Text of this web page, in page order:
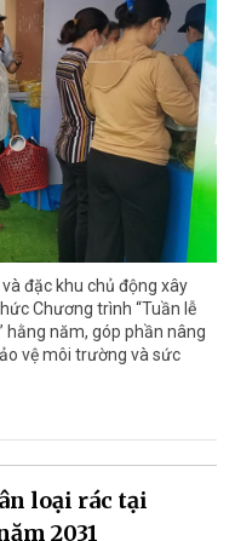
đặc khu chủ động xây
Chương trình “Tuần lễ
hằng năm, góp phần nâng
vệ môi trường và sức
loại rác tại
2031